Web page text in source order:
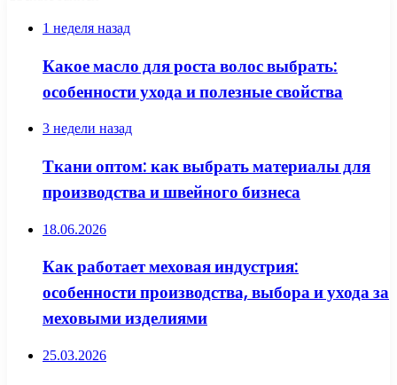
1 неделя назад
Какое масло для роста волос выбрать:
особенности ухода и полезные свойства
3 недели назад
Ткани оптом: как выбрать материалы для
производства и швейного бизнеса
18.06.2026
Как работает меховая индустрия:
особенности производства, выбора и ухода за
меховыми изделиями
25.03.2026